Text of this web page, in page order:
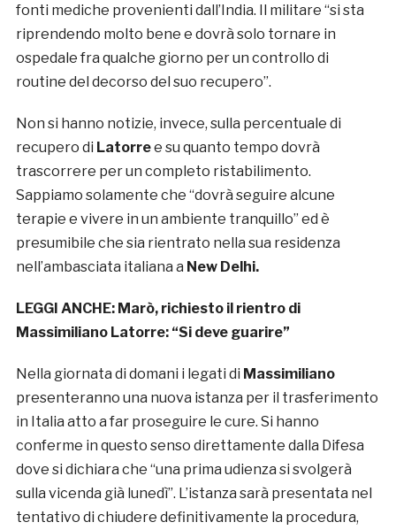
fonti mediche provenienti dall’India. Il militare “si sta
riprendendo molto bene e dovrà solo tornare in
ospedale fra qualche giorno per un controllo di
routine del decorso del suo recupero”.
Non si hanno notizie, invece, sulla percentuale di
recupero di Latorree su quanto tempo dovrà
trascorrere per un completo ristabilimento.
Sappiamo solamente che “dovrà seguire alcune
terapie e vivere in un ambiente tranquillo” ed è
presumibile che sia rientrato nella sua residenza
nell’ambasciata italiana a New Delhi.
LEGGI ANCHE: Marò, richiesto il rientro di
Massimiliano Latorre: “Si deve guarire”
Nella giornata di domani i legati di Massimiliano
presenteranno una nuova istanza per il trasferimento
in Italia atto a far proseguire le cure. Si hanno
conferme in questo senso direttamente dalla Difesa
dove si dichiara che “una prima udienza si svolgerà
sulla vicenda già lunedì”. L’istanza sarà presentata nel
tentativo di chiudere definitivamente la procedura,